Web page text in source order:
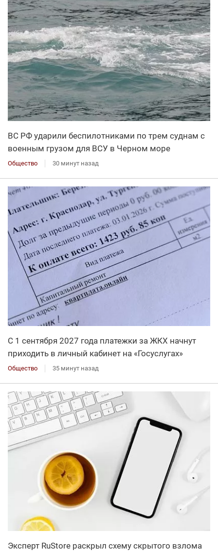
ВС РФ ударили беспилотниками по трем суднам с
военным грузом для ВСУ в Черном море
Общество 30 минут назад
С 1 сентября 2027 года платежки за ЖКХ начнут
приходить в личный кабинет на «Госуслугах»
Общество 35 минут назад
Эксперт RuStore раскрыл схему скрытого взлома